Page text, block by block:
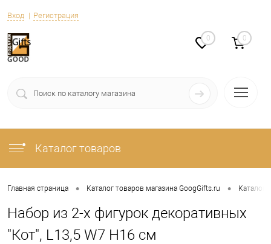
Вход Регистрация
0 0
Каталог товаров
Главная страница • Каталог товаров магазина GoogGifts.ru • Каталог
Набор из 2-х фигурок декоративных
"Кот", L13,5 W7 H16 см